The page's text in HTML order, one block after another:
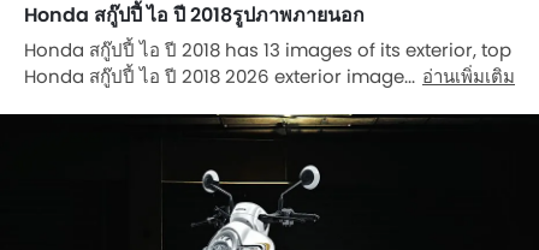
Honda สกู๊ปปี้ ไอ ปี 2018รูปภาพภายนอก
Honda สกู๊ปปี้ ไอ ปี 2018 has 13 images of its exterior, top
Honda สกู๊ปปี้ ไอ ปี 2018 2026 exterior images include
Image, Engine View, Head Light View, Rider Seat View,
Speedometer, Seat Storage Side View, Glove
Boxscooter, Marketing Image.
อ่านเพิ่มเติม